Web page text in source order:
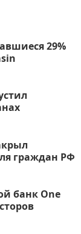
29%
граждан РФ
банк One